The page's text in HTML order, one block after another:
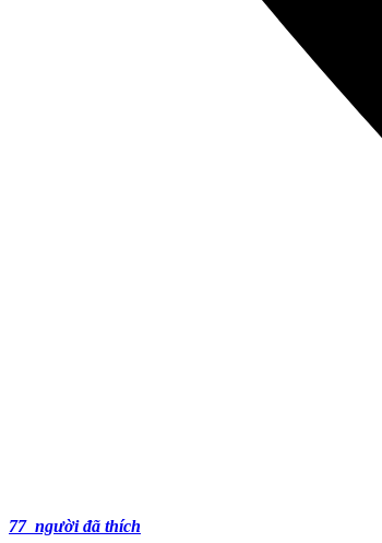
77 người đã thích